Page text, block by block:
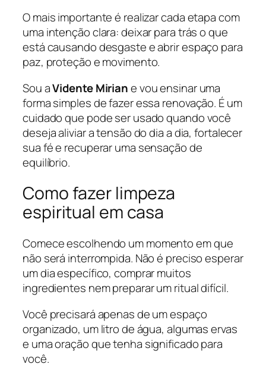
O mais importante é realizar cada etapa com
uma intenção clara: deixar para trás o que
está causando desgaste e abrir espaço para
paz, proteção e movimento.
Sou aVidente Miriane vou ensinar uma
forma simples de fazer essa renovação. É um
cuidado que pode ser usado quando você
deseja aliviar a tensão do dia a dia, fortalecer
sua fé e recuperar uma sensação de
equilíbrio.
Como fazer limpeza
espiritual em casa
Comece escolhendo um momento em que
não será interrompida. Não é preciso esperar
um dia específico, comprar muitos
ingredientes nem preparar um ritual difícil.
Você precisará apenas de um espaço
organizado, um litro de água, algumas ervas
e uma oração que tenha significado para
você.